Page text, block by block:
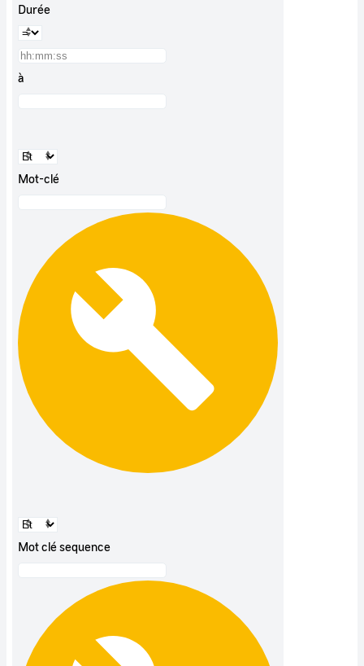
Durée
à
Mot-clé
Mot clé sequence